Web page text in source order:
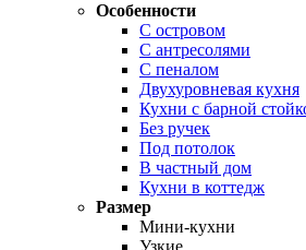
Особенности
С островом
С антресолями
С пеналом
Двухуровневая кухня
Кухни с барной
Без ручек
Под потолок
В частный дом
Кухни в коттедж
Размер
Мини-кухни
Узкие